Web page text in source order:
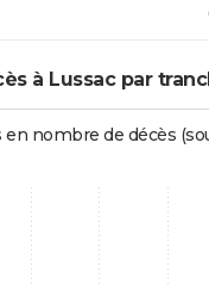
à Lussac par
nombre de décès